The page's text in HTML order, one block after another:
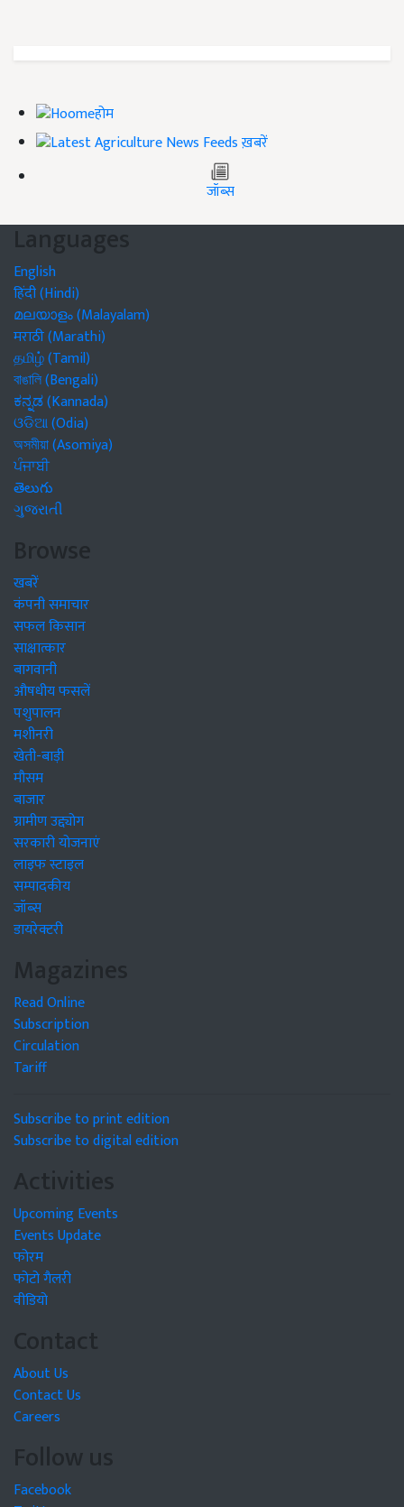
होम
ख़बरें
जॉब्स
Languages
English
हिंदी (Hindi)
മലയാളം (Malayalam)
मराठी (Marathi)
தமிழ் (Tamil)
বাঙালি (Bengali)
ಕನ್ನಡ (Kannada)
ଓଡିଆ (Odia)
অসমীয়া (Asomiya)
ਪੰਜਾਬੀ
తెలుగు
ગુજરાતી
Browse
खबरें
कंपनी समाचार
सफल किसान
साक्षात्कार
बागवानी
औषधीय फसलें
पशुपालन
मशीनरी
खेती-बाड़ी
मौसम
बाजार
ग्रामीण उद्द्योग
सरकारी योजनाएं
लाइफ स्टाइल
सम्पादकीय
जॉब्स
डायरेक्टरी
Magazines
Read Online
Subscription
Circulation
Tariff
Subscribe to print edition
Subscribe to digital edition
Activities
Upcoming Events
Events Update
फोरम
फोटो गैलरी
वीडियो
Contact
About Us
Contact Us
Careers
Follow us
Facebook